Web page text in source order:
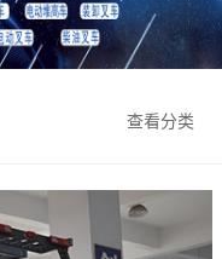
查看分类